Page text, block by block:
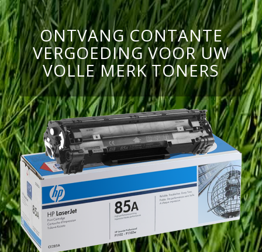
ONTVANG CONTANTE
VERGOEDING VOOR UW
VOLLE MERK TONERS